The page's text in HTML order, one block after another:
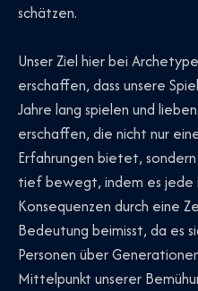
schätzen.
Unser Ziel hier bei
erschaffen, dass unsere
Jahre lang spielen und
erschaffen, die nicht nur
Erfahrungen bietet,
tief bewegt, indem es jede
Konsequenzen durch eine
Bedeutung beimisst, da es
Personen über
Mittelpunkt unserer